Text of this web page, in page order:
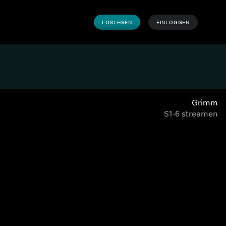
LOSLEGEN EINLOGGEN
Grimm
S1-6 streamen